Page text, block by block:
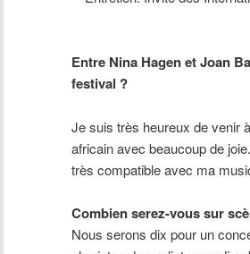
Entre Nina Hagen et Joan
festival ?
Je suis très heureux de venir
africain avec beaucoup de
très compatible avec ma
Combien serez-vous sur
Nous serons dix pour un